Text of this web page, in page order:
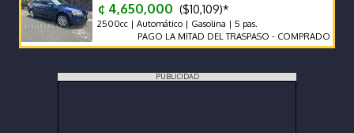
¢ 4,650,000 ($10,109)*
2500cc | Automático | Gasolina | 5 pas.
PAGO LA MITAD DEL TRASPASO - COMPRADO EN CR
PUBLICIDAD